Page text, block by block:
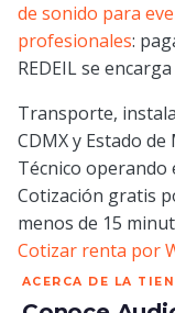
de sonido para
profesionales:
REDEIL se
Transporte,
CDMX y Estado de
Técnico
Cotización gratis
menos de 15
Cotizar renta por
ACERCA DE LA